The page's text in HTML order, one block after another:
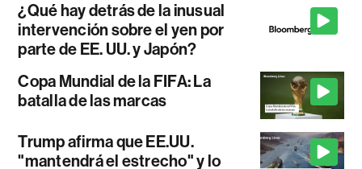
¿Qué hay detrás de la inusual
intervención sobre el yen por
parte de EE. UU. y Japón?
Copa Mundial de la FIFA: La
batalla de las marcas
Trump afirma que EE.UU.
"mantendrá el estrecho" y lo